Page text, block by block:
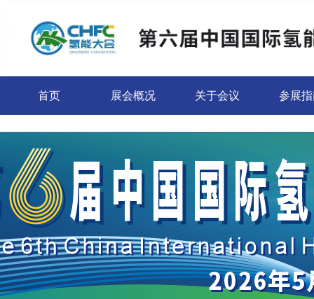
首页 展会概况 关于会议 参展